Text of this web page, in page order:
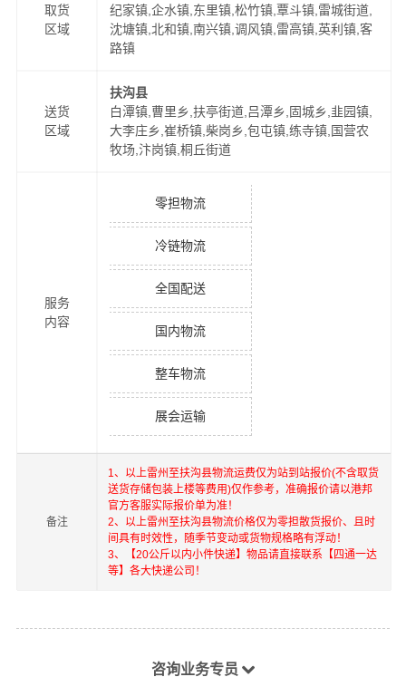
取货
区域
纪家镇,企水镇,东里镇,松竹镇,覃斗镇,雷城街道,
沈塘镇,北和镇,南兴镇,调风镇,雷高镇,英利镇,客
路镇
送货
区域
扶沟县
白潭镇,曹里乡,扶亭街道,吕潭乡,固城乡,韭园镇,
大李庄乡,崔桥镇,柴岗乡,包屯镇,练寺镇,国营农
牧场,汴岗镇,桐丘街道
服务
内容
零担物流
冷链物流
全国配送
国内物流
整车物流
展会运输
备注
1、以上雷州 至扶沟县物流运费仅为站到站报价(不含取货
送货存储包装上楼等费用)仅作参考，准确报价请以港邦
官方客服实际报价单为准！
2、以上雷州 至扶沟县物流价格仅为零担散货报价、且时
间具有时效性，随季节变动或货物规格略有浮动！
3、【20公斤以内小件快递】物品请直接联系【四通一达
等】各大快递公司！
咨询业务专员